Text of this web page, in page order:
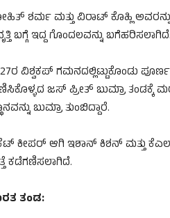
ಶರ್ಮ ಮತ್ತು ವಿರಾಟ್ ಕೊಹ್ಲಿ
ಬಗ್ಗೆ ಇದ್ದ ಗೊಂದಲವನ್ನು
ವಿಶ್ವಕಪ್ ಗಮನದಲ್ಲಿಟ್ಟುಕೊಂಡು
ಜಸ್ ಪ್ರೀತ್ ಬುಮ್ರಾ ತಂಡಕ್ಕೆ
ಬುಮ್ರಾ ತುಂಬಿದ್ದಾರೆ.
ಕೀಪರ್ ಆಗಿ ಇಶಾನ್ ಕಿಶನ್ ಮತ್ತು
ಕಡೆಗಣಿಸಲಾಗಿದೆ.
ತಂಡ: